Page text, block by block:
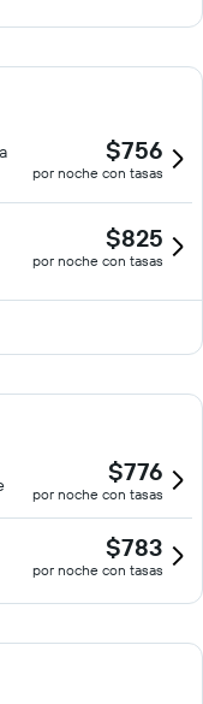
$756
por noche con tasas
$825
por noche con tasas
$776
por noche con tasas
$783
por noche con tasas